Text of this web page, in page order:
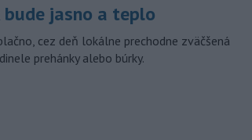
jasno a teplo
cez deň lokálne prechodne zväčšená
prehánky alebo búrky.